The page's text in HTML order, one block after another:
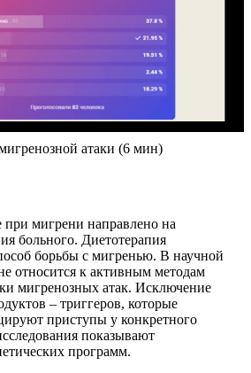
атаки (6 мин)
при мигрени направлено на
больного. Диетотерапия
борьбы с мигренью. В научной
относится к активным методам
мигренозных атак. Исключение
– триггеров, которые
приступы у конкретного
показывают
программ.